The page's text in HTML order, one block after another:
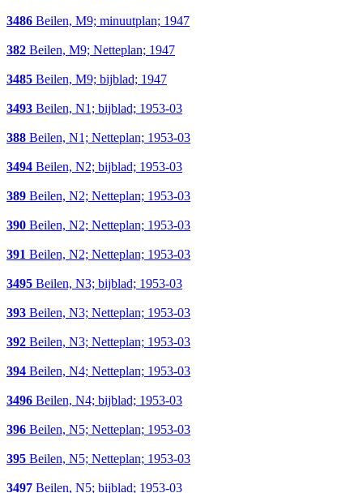
3486 Beilen, M9; minuutplan; 1947
382 Beilen, M9; Netteplan; 1947
3485 Beilen, M9; bijblad; 1947
3493 Beilen, N1; bijblad; 1953-03
388 Beilen, N1; Netteplan; 1953-03
3494 Beilen, N2; bijblad; 1953-03
389 Beilen, N2; Netteplan; 1953-03
390 Beilen, N2; Netteplan; 1953-03
391 Beilen, N2; Netteplan; 1953-03
3495 Beilen, N3; bijblad; 1953-03
393 Beilen, N3; Netteplan; 1953-03
392 Beilen, N3; Netteplan; 1953-03
394 Beilen, N4; Netteplan; 1953-03
3496 Beilen, N4; bijblad; 1953-03
396 Beilen, N5; Netteplan; 1953-03
395 Beilen, N5; Netteplan; 1953-03
3497 Beilen, N5; bijblad; 1953-03